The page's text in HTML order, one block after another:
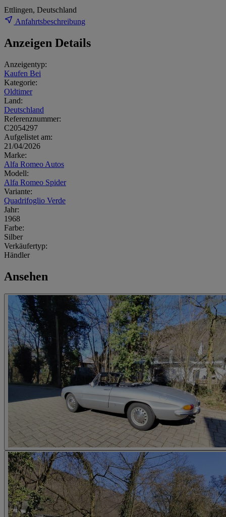
Ettlingen, Deutschland
Anfahrtsbeschreibung
Anzeigen Details
Anzeigentyp:
Kaufen Bei
Kategorie:
Oldtimer
Land:
Deutschland
Referenznummer:
C2054297
Aufgelistet am:
21/04/2026
Marke:
Alfa Romeo Autos
Modell:
Alfa Romeo Spider
Variante:
Quadrifoglio Verde
Jahr:
1968
Farbe:
Silber
Verkäufertyp:
Händler
Ansehen